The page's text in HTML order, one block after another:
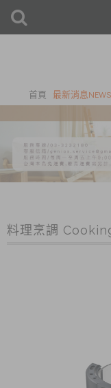
首頁 最新消息NEWS
料理烹調